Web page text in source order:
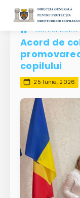
»
Acord de
copilului
25 Iunie, 2026